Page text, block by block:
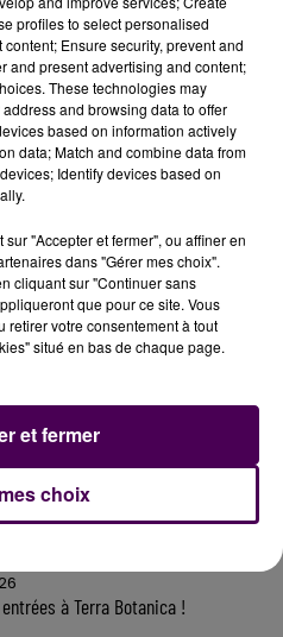
l'élément
poste d’ingénieur d’essais
troisième astronaute
de Thomas Pesquet et
unique en Europe. La
à Terra Botanica !
profiles to select personalised
Ensure security, prevent and
and present advertising and content;
These technologies may
and browsing data to offer
based on information actively
data; Match and combine data from
Identify devices based on
"Accepter et fermer", ou affiner en
dans "Gérer mes choix".
cliquant sur "Continuer sans
que pour ce site. Vous
retirer votre consentement à tout
situé en bas de chaque page.
choix
et fermer